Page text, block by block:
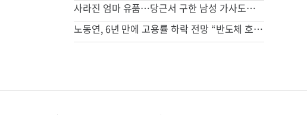
사라진 엄마 유품…당근서 구한 남성 가사도우미가 범인이었다
노동연, 6년 만에 고용률 하락 전망 “반도체 호황, 고용 파급 적어”